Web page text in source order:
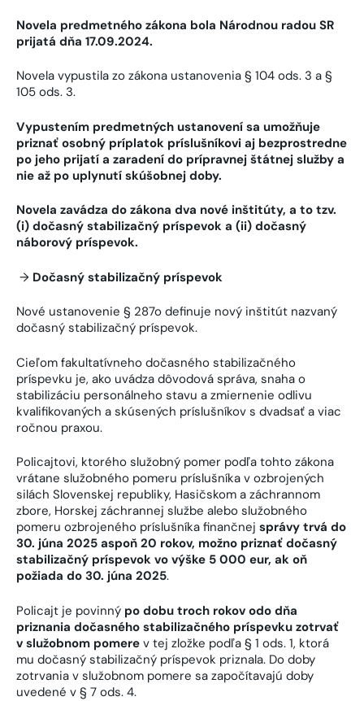
Novela predmetného zákona bola Národnou radou SR
prijatá dňa 17.09.2024.
Novela vypustila zo zákona ustanovenia § 104 ods. 3 a §
105 ods. 3.
Vypustením predmetných ustanovení sa umožňuje
priznať osobný príplatok príslušníkovi aj bezprostredne
po jeho prijatí a zaradení do prípravnej štátnej služby a
nie až po uplynutí skúšobnej doby.
Novela zavádza do zákona dva nové inštitúty, a to tzv.
(i) dočasný stabilizačný príspevok a (ii) dočasný
náborový príspevok.
→ Dočasný stabilizačný príspevok
Nové ustanovenie § 287o definuje nový inštitút nazvaný
dočasný stabilizačný príspevok.
Cieľom fakultatívneho dočasného stabilizačného
príspevku je, ako uvádza dôvodová správa, snaha o
stabilizáciu personálneho stavu a zmiernenie odlivu
kvalifikovaných a skúsených príslušníkov s dvadsať a viac
ročnou praxou.
Policajtovi, ktorého služobný pomer podľa tohto zákona
vrátane služobného pomeru príslušníka v ozbrojených
silách Slovenskej republiky, Hasičskom a záchrannom
zbore, Horskej záchrannej službe alebo služobného
pomeru ozbrojeného príslušníka finančnej správy trvá do
30. júna 2025 aspoň 20 rokov, možno priznať dočasný
stabilizačný príspevok vo výške 5 000 eur, ak oň
požiada do 30. júna 2025.
Policajt je povinný po dobu troch rokov odo dňa
priznania dočasného stabilizačného príspevku zotrvať
v služobnom pomere v tej zložke podľa § 1 ods. 1, ktorá
mu dočasný stabilizačný príspevok priznala. Do doby
zotrvania v služobnom pomere sa započítavajú doby
uvedené v § 7 ods. 4.